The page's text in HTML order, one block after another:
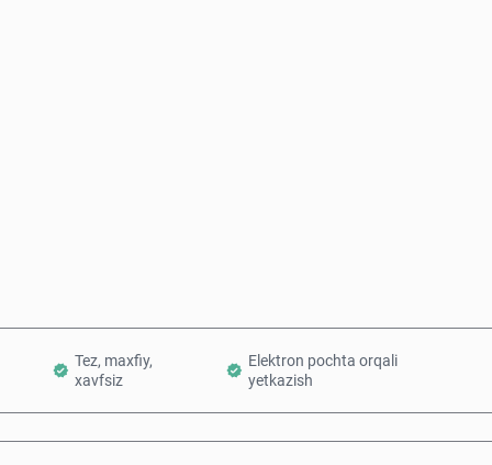
Tez, maxfiy,
xavfsiz
Elektron pochta orqali
yetkazish